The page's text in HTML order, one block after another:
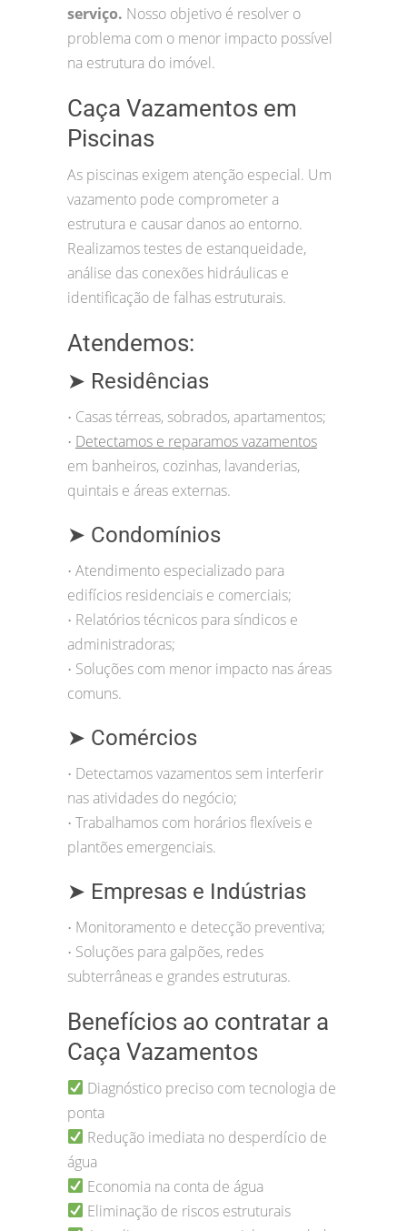
serviço. Nosso objetivo é resolver o
problema com o menor impacto possível
na estrutura do imóvel.
Caça Vazamentos em
Piscinas
As piscinas exigem atenção especial. Um
vazamento pode comprometer a
estrutura e causar danos ao entorno.
Realizamos testes de estanqueidade,
análise das conexões hidráulicas e
identificação de falhas estruturais.
Atendemos:
➤ Residências
• Casas térreas, sobrados, apartamentos;
• Detectamos e reparamos vazamentos
em banheiros, cozinhas, lavanderias,
quintais e áreas externas.
➤ Condomínios
• Atendimento especializado para
edifícios residenciais e comerciais;
• Relatórios técnicos para síndicos e
administradoras;
• Soluções com menor impacto nas áreas
comuns.
➤ Comércios
• Detectamos vazamentos sem interferir
nas atividades do negócio;
• Trabalhamos com horários flexíveis e
plantões emergenciais.
➤ Empresas e Indústrias
• Monitoramento e detecção preventiva;
• Soluções para galpões, redes
subterrâneas e grandes estruturas.
Benefícios ao contratar a
Caça Vazamentos
Diagnóstico preciso com tecnologia de
ponta
Redução imediata no desperdício de
água
Economia na conta de água
Eliminação de riscos estruturais